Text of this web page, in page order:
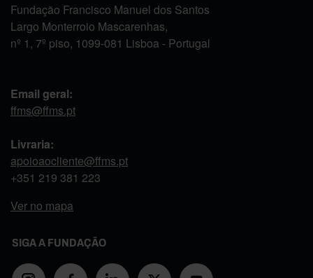
Fundação Francisco Manuel dos Santos
Largo Monterroio Mascarenhas,
nº 1, 7º piso, 1099-081 Lisboa - Portugal
Email geral:
ffms@ffms.pt
Livraria:
apoioaocliente@ffms.pt
+351 219 381 223
Ver no mapa
SIGA A FUNDAÇÃO